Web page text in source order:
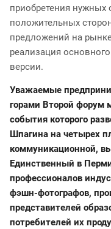
приобретения нужных
положительных
предложений на
реализация
версии.
Уважаемые
горами Второй форум
события которого
Шпагина на четырех
коммуникационной,
Единственный в
профессионалов
фэшн-фотографов,
представителей
потребителей их